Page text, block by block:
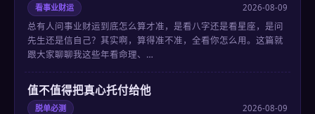
看事业财运 2026-08-09
总有人问事业财运到底怎么算才准，是看八字还是看星座，是问
先生还是信自己？其实啊，算得准不准，全看你怎么用。这篇就
跟大家聊聊我这些年看命理、…
值不值得把真心托付给他
脱单必测 2026-08-09